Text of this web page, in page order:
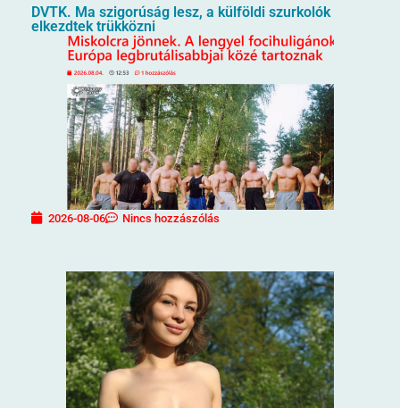
DVTK. Ma szigorúság lesz, a külföldi szurkolók
elkezdtek trükközni
2026-08-06 Nincs hozzászólás